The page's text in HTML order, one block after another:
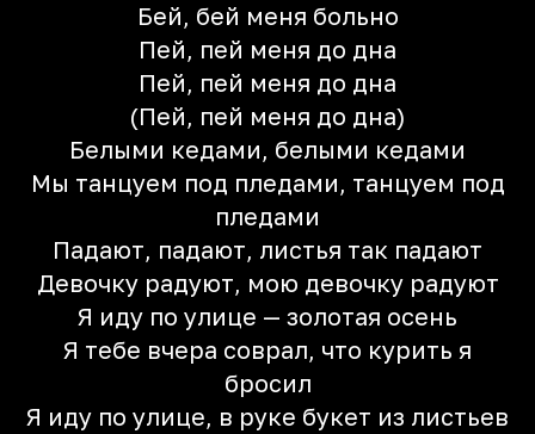
Бей, бей меня больно
Пей, пей меня до дна
Пей, пей меня до дна
(Пей, пей меня до дна)
Белыми кедами, белыми кедами
Мы танцуем под пледами, танцуем под
пледами
Падают, падают, листья так падают
Девочку радуют, мою девочку радуют
Я иду по улице — золотая осень
Я тебе вчера соврал, что курить я
бросил
Я иду по улице, в руке букет из листьев